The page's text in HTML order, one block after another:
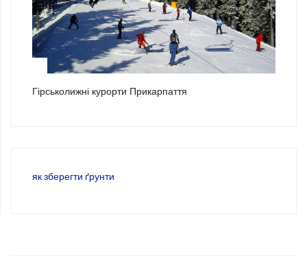
Гірськолижні курорти Прикарпаття
як зберегти ґрунти